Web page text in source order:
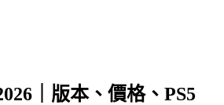
｜版本、價格、PS5